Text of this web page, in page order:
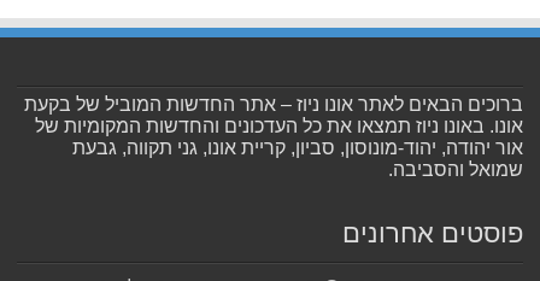
ברוכים הבאים לאתר אונו ניוז – אתר החדשות המוביל של בקעת
אונו. באונו ניוז תמצאו את כל העדכונים והחדשות המקומיות של
אור יהודה, יהוד-מונוסון, סביון, קריית אונו, גני תקווה, גבעת
שמואל והסביבה.
פוסטים אחרונים